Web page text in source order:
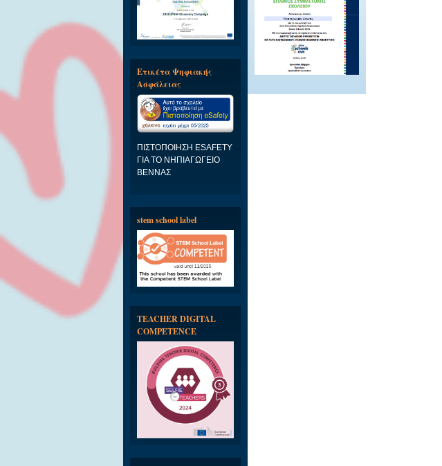
Ετικέτα Ψηφιακής
Ασφάλειας
ΠΙΣΤΟΠΟΙΗΣΗ ESAFETY
ΓΙΑ ΤΟ ΝΗΠΙΑΓΩΓΕΙΟ
ΒΕΝΝΑΣ
stem school label
TEACHER DIGITAL
COMPETENCE